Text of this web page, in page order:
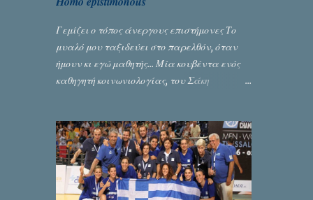
Γεμίζει ο τόπος άνεργους επιστήμονες Το
μυαλό μου ταξιδεύει στο παρελθόν, όταν
ήμουν κι εγώ μαθητής... Μία κουβέντα ενός
καθηγητή κοινωνιολογίας, του Σάκη
Γράφει ο Σταύρος Αλευρογιάννης